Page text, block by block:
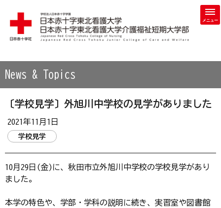
学校法人 日本赤十字学園 日本赤十字東北看護大学・日本赤
News & Topics
〔学校見学〕外旭川中学校の見学がありました
2021年11月1日
学校見学
10月29日(金)に、秋田市立外旭川中学校の学校見学があり
ました。
本学の特色や、学部・学科の説明に続き、実習室や図書館